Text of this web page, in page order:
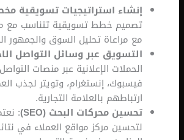
إنشاء استراتيجيات تسويقية مخصصة:
تصميم خطط تسويقية تتناسب مع متطلبات
مع مراعاة تحليل السوق والجمهور
التسويق عبر وسائل التواصل الاجتماعي:
الحملات الإعلانية عبر منصات التواصل
فيسبوك، إنستغرام، وتويتر لجذب العملاء
ارتباطهم بالعلامة التجارية.
تحسين محركات البحث (SEO)
: نعتمد
لتحسين مركز مواقع العملاء في نتائج البحث